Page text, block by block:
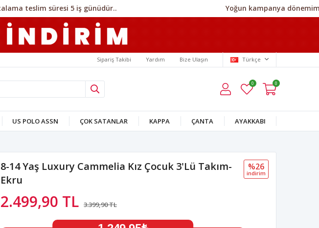
Yoğun kampanya
Sipariş Takibi Yardım Bize Ulaşın Türkçe
0 0
US POLO ASSN ÇOK SATANLAR KAPPA ÇANTA AYAKKABI
8-14 Yaş Luxury Cammelia Kız Çocuk 3'Lü Takım-
Ekru
2.499,90 TL 3.399,90 TL
%26
i̇ndi̇ri̇m